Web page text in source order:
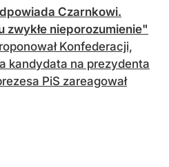
Czarnkowi.
zwykłe nieporozumienie"
Konfederacji,
kandydata na prezydenta
PiS zareagował